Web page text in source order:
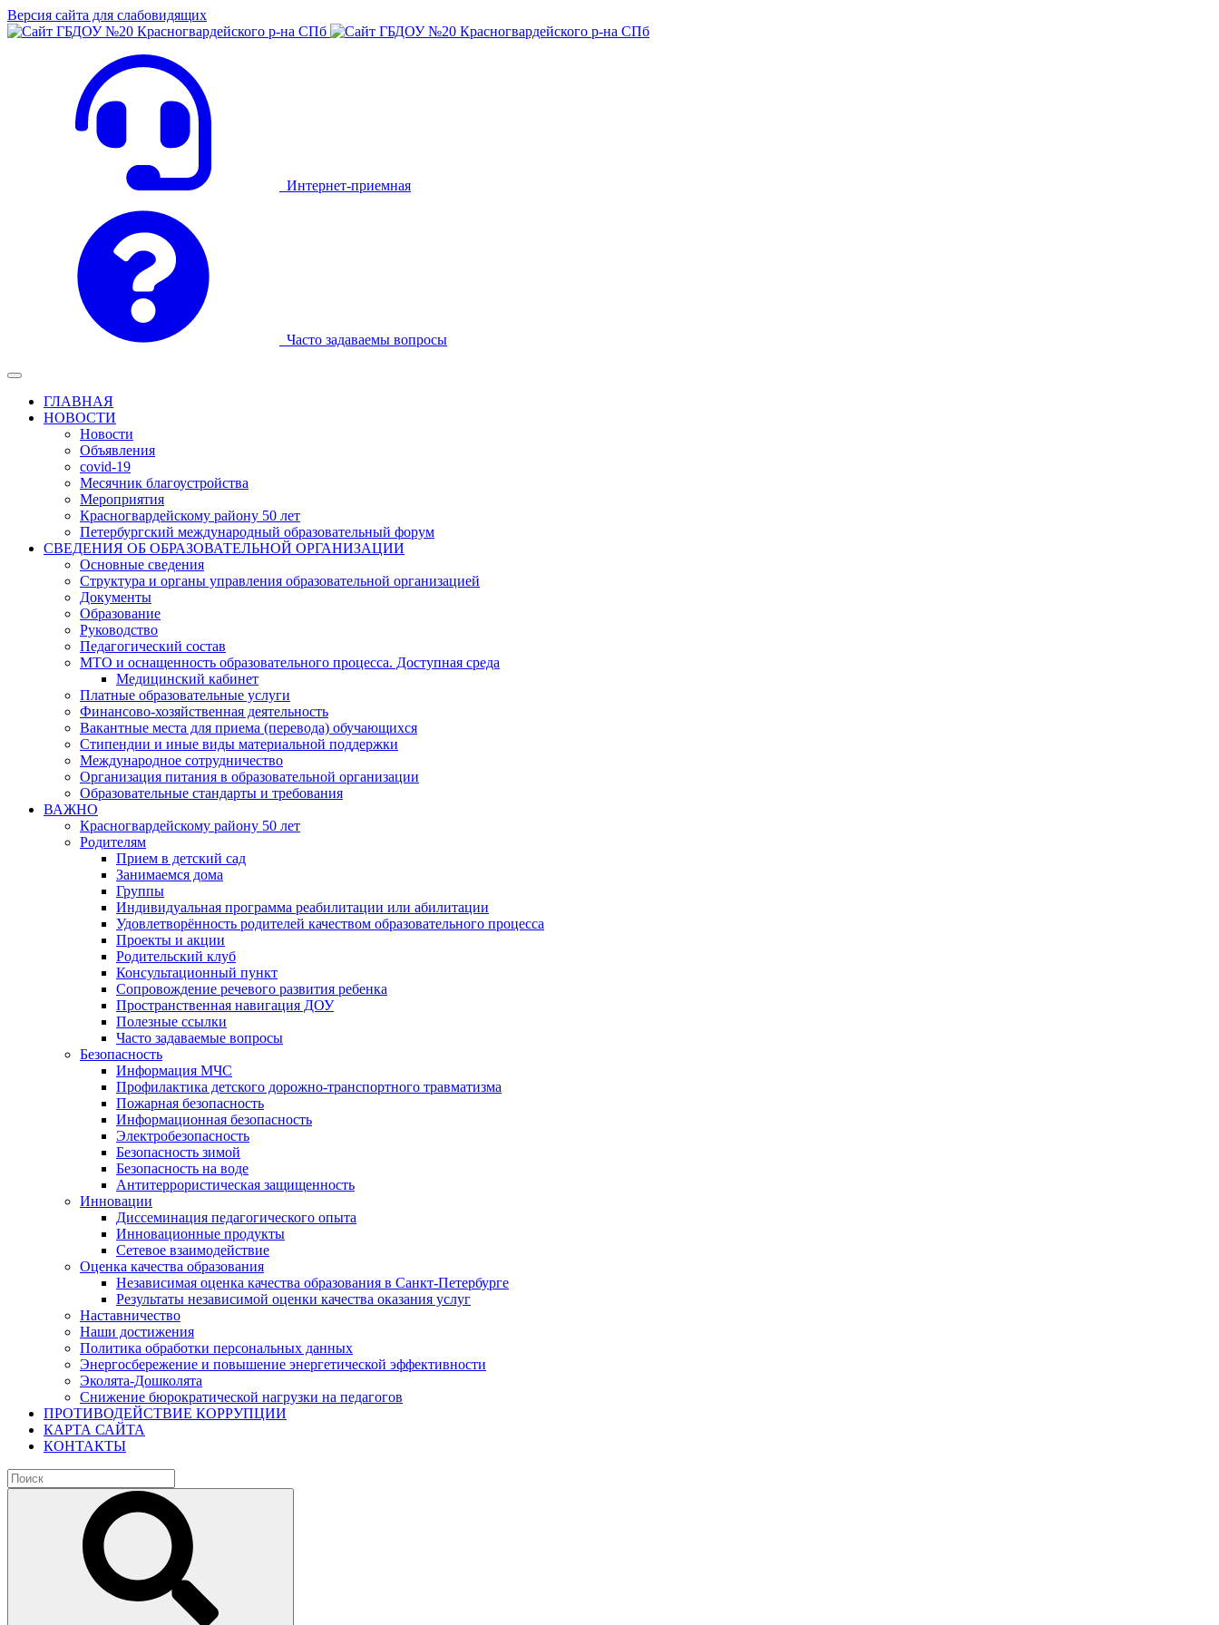
Версия сайта для слабовидящих
Интернет-приемная
Часто задаваемы вопросы
ГЛАВНАЯ
НОВОСТИ
Новости
Объявления
covid-19
Месячник благоустройства
Мероприятия
Красногвардейскому району 50 лет
Петербургский международный образовательный форум
СВЕДЕНИЯ ОБ ОБРАЗОВАТЕЛЬНОЙ ОРГАНИЗАЦИИ
Основные сведения
Структура и органы управления образовательной организацией
Документы
Образование
Руководство
Педагогический состав
МТО и оснащенность образовательного процесса. Доступная среда
Медицинский кабинет
Платные образовательные услуги
Финансово-хозяйственная деятельность
Вакантные места для приема (перевода) обучающихся
Стипендии и иные виды материальной поддержки
Международное сотрудничество
Организация питания в образовательной организации
Образовательные стандарты и требования
ВАЖНО
Красногвардейскому району 50 лет
Родителям
Прием в детский сад
Занимаемся дома
Группы
Индивидуальная программа реабилитации или абилитации
Удовлетворённость родителей качеством образовательного процесса
Проекты и акции
Родительский клуб
Консультационный пункт
Сопровождение речевого развития ребенка
Пространственная навигация ДОУ
Полезные ссылки
Часто задаваемые вопросы
Безопасность
Информация МЧС
Профилактика детского дорожно-транспортного травматизма
Пожарная безопасность
Информационная безопасность
Электробезопасность
Безопасность зимой
Безопасность на воде
Антитеррористическая защищенность
Инновации
Диссеминация педагогического опыта
Инновационные продукты
Сетевое взаимодействие
Оценка качества образования
Независимая оценка качества образования в Санкт-Петербурге
Результаты независимой оценки качества оказания услуг
Наставничество
Наши достижения
Политика обработки персональных данных
Энергосбережение и повышение энергетической эффективности
Эколята-Дошколята
Снижение бюрократической нагрузки на педагогов
ПРОТИВОДЕЙСТВИЕ КОРРУПЦИИ
КАРТА САЙТА
КОНТАКТЫ